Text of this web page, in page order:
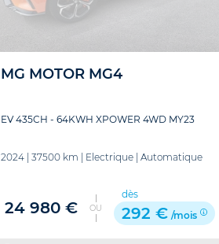
MG MOTOR MG4
EV 435CH - 64KWH XPOWER 4WD MY23
2024| 37500 km Electrique| Automatique
24 980 € OU
dès
292 € /mois